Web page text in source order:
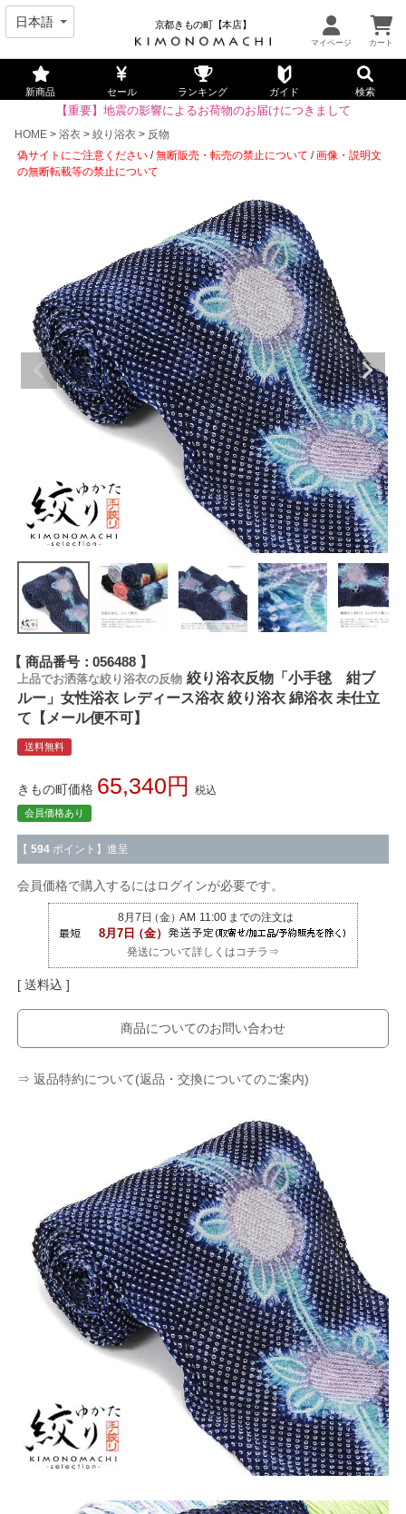
京都きもの町【本店】
新商品 セール ランキング ガイド 検索
【重要】地震の影響によるお荷物のお届けにつきまして
HOME
浴衣 絞り浴衣
反物
偽サイトにご注意ください /無断販売・転売の禁止について /画像・説明文
の無断転載等の禁止について
商品番号 056488
上品でお洒落な絞り浴衣の反物 絞り浴衣反物「小手毬 紺ブ
ルー」女性浴衣 レディース浴衣 絞り浴衣 綿浴衣 未仕立
て【メール便不可】
送料無料
きもの町価格 65,340 税込
会員価格あり
【 594 ポイント】進呈
会員価格で購入するにはログインが必要です。
発送について詳しくはコチラ⇒
送料込
商品についてのお問い合わせ
⇒ 返品特約について(返品・交換についてのご案内)